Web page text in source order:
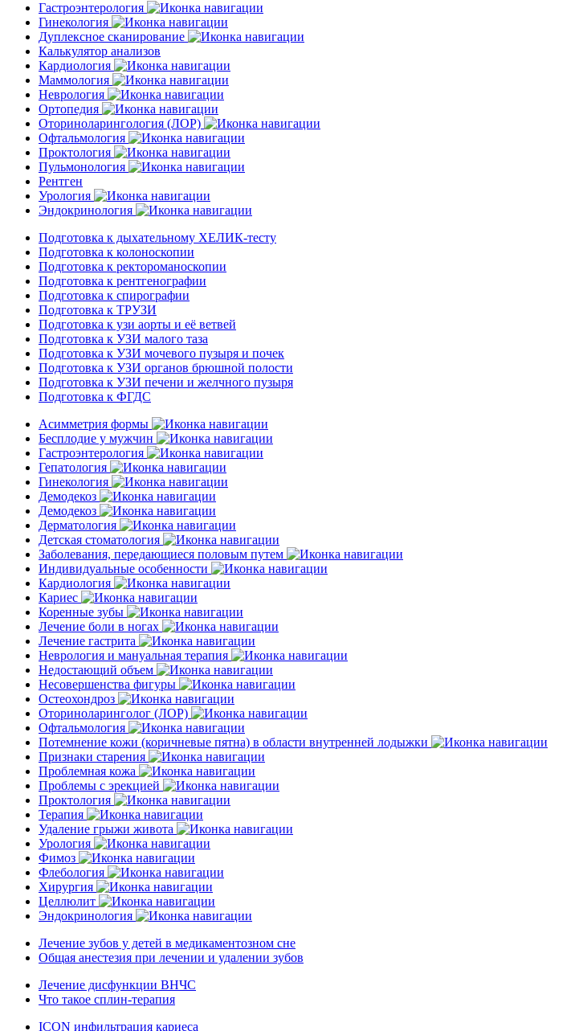
Гастроэнтерология
Гинекология
Дуплексное сканирование
Калькулятор анализов
Кардиология
Маммология
Неврология
Ортопедия
Оториноларингология (ЛОР)
Офтальмология
Проктология
Пульмонология
Рентген
Урология
Эндокринология
Подготовка к дыхательному ХЕЛИК-тесту
Подготовка к колоноскопии
Подготовка к ректороманоскопии
Подготовка к рентгенографии
Подготовка к спирографии
Подготовка к ТРУЗИ
Подготовка к узи аорты и её ветвей
Подготовка к УЗИ малого таза
Подготовка к УЗИ мочевого пузыря и почек
Подготовка к УЗИ органов брюшной полости
Подготовка к УЗИ печени и желчного пузыря
Подготовка к ФГДС
Асимметрия формы
Бесплодие у мужчин
Гастроэнтерология
Гепатология
Гинекология
Демодекоз
Демодекоз
Дерматология
Детская стоматология
Заболевания, передающиеся половым путем
Индивидуальные особенности
Кардиология
Кариес
Коренные зубы
Лечение боли в ногах
Лечение гастрита
Неврология и мануальная терапия
Недостающий объем
Несовершенства фигуры
Остеохондроз
Оториноларинголог (ЛОР)
Офтальмология
Потемнение кожи (коричневые пятна) в области внутренней лодыжки
Признаки старения
Проблемная кожа
Проблемы с эрекцией
Проктология
Терапия
Удаление грыжи живота
Урология
Фимоз
Флебология
Хирургия
Целлюлит
Эндокринология
Лечение зубов у детей в медикаментозном сне
Общая анестезия при лечении и удалении зубов
Лечение дисфункции ВНЧС
Что такое сплин-терапия
ICON инфильтрация кариеса